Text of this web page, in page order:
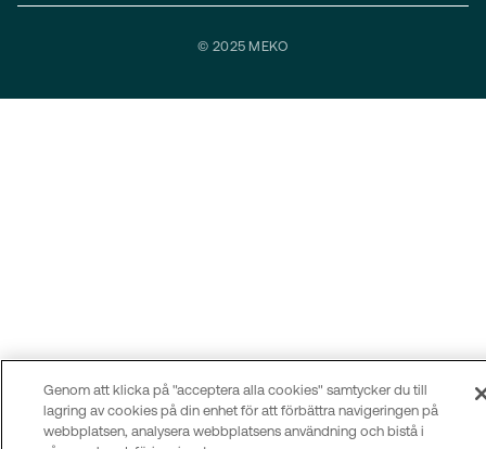
© 2025 MEKO
Genom att klicka på "acceptera alla cookies" samtycker du till
lagring av cookies på din enhet för att förbättra navigeringen på
webbplatsen, analysera webbplatsens användning och bistå i